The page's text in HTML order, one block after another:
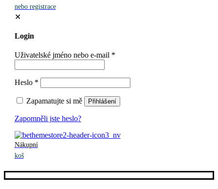
nebo registrace
✕
Login
Uživatelské jméno nebo e-mail *
Heslo *
Zapamatujte si mě Přihlášení
Zapomněli jste heslo?
Nákupní
koš